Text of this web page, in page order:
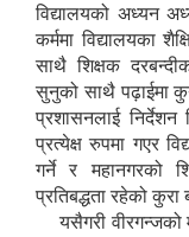
विद्यालयको अध्यन
कर्ममा विद्यालयका
साथै शिक्षक
सुनुको साथै पढ़ाईमा
प्रशासनलाई
प्रत्येक्ष रुपमा गएर
गर्ने र महानगरको
प्रतिबद्धता रहेको कुरा
यसैगरी वीरगन्जको